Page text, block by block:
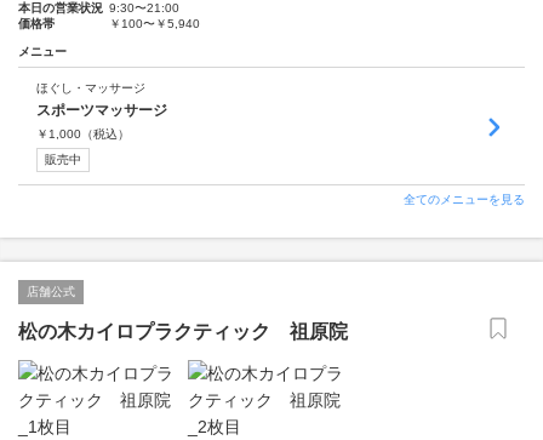
本日の営業状況 9:30〜21:00
価格帯
￥100〜￥5,940
メニュー
ほぐし・マッサージ
スポーツマッサージ
￥ 1,000 （税込）
販売中
全てのメニューを見る
店舗公式
松の木カイロプラクティック 祖原院